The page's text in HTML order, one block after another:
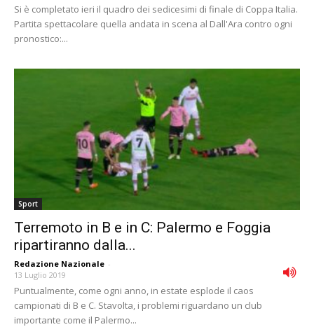
Si è completato ieri il quadro dei sedicesimi di finale di Coppa Italia.
Partita spettacolare quella andata in scena al Dall'Ara contro ogni
pronostico:...
Sport
Terremoto in B e in C: Palermo e Foggia
ripartiranno dalla...
Redazione Nazionale -
13 Luglio 2019
Puntualmente, come ogni anno, in estate esplode il caos
campionati di B e C. Stavolta, i problemi riguardano un club
importante come il Palermo...